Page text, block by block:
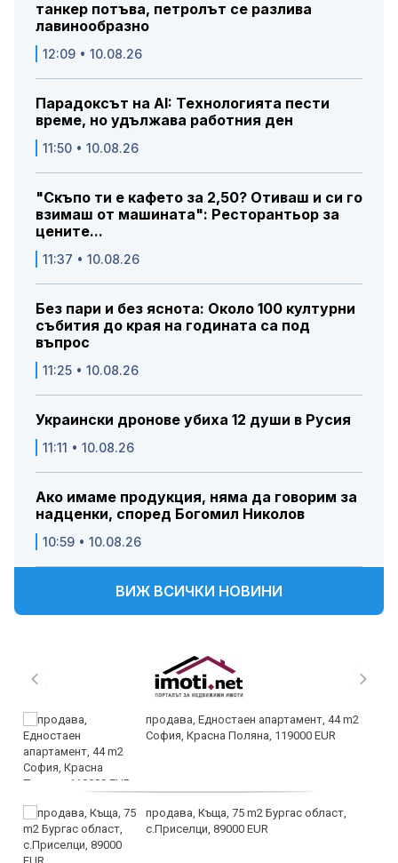
танкер потъва, петролът се разлива
лавинообразно
12:09 • 10.08.26
Парадоксът на AI: Технологията пести
време, но удължава работния ден
11:50 • 10.08.26
"Скъпо ти е кафето за 2,50? Отиваш и си го
взимаш от машината": Ресторантьор за
цените...
11:37 • 10.08.26
Без пари и без яснота: Около 100 културни
събития до края на годината са под
въпрос
11:25 • 10.08.26
Украински дронове убиха 12 души в Русия
11:11 • 10.08.26
Ако имаме продукция, няма да говорим за
надценки, според Богомил Николов
10:59 • 10.08.26
ВИЖ ВСИЧКИ НОВИНИ
продава, Едностаен апартамент, 44 m2
София, Красна Поляна, 119000 EUR
продава, Къща, 75 m2 Бургас област,
с.Приселци, 89000 EUR